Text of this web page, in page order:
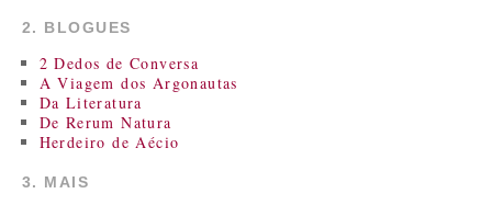
2. BLOGUES
2 Dedos de Conversa
A Viagem dos Argonautas
Da Literatura
De Rerum Natura
Herdeiro de Aécio
3. MAIS